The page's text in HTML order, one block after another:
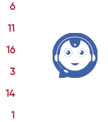
6
11
16
3
14
1